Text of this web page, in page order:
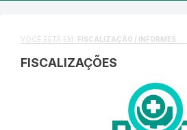
VOCÊ ESTÁ EM: FISCALIZAÇÃO / INFORMES
FISCALIZAÇÕES